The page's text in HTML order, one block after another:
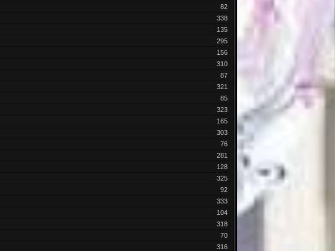
82
338
135
295
156
310
87
321
85
323
165
303
76
281
128
325
92
333
104
318
70
316